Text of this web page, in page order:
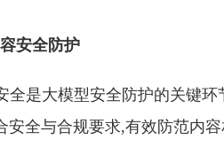
安全防护
全是大模型安全防护的关键
安全与合规要求,有效防范内容